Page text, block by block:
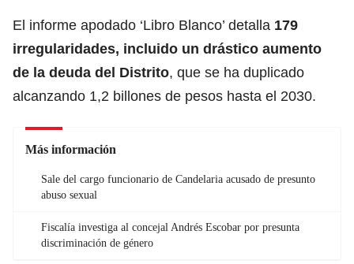
El informe apodado ‘Libro Blanco’ detalla 179
irregularidades, incluido un drástico aumento
de la deuda del Distrito, que se ha duplicado
alcanzando 1,2 billones de pesos hasta el 2030.
Más información
Sale del cargo funcionario de Candelaria acusado de presunto
abuso sexual
Fiscalía investiga al concejal Andrés Escobar por presunta
discriminación de género